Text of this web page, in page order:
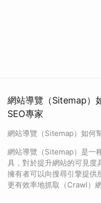
網站導覽（Sitemap）
SEO專家
網站導覽（Sitemap）如何
網站導覽（Sitemap）是一
具，對於提升網站的可見
擁有者可以向搜尋引擎提供
更有效率地抓取（Crawl）網